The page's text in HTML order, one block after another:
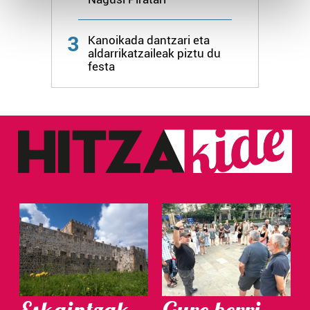
Guk eta gure bazkideek zure datu pertsonalak
prozesatzen ditugu, zure IP zenbakia, besteak beste,
neurtzeko, jendeari buruzko informazioa biltzeko eta
produktuak garatzeko. Zure datuak nork eta zertarako
erabiltzen dituen hauta dezakezu.
bazkideen zerrenda, beren ustez zein helburutarako
duten interes legitimoa eta horren aurka nola egin
dezakezun ikusteko.
Lortu zure datu pertsonalak prozesatzeko moduari
buruzko informazio gehiago eta ezarri zure lehentasunak
3
Kanoikada dantzari eta
aldarrikatzaileak piztu du
festa